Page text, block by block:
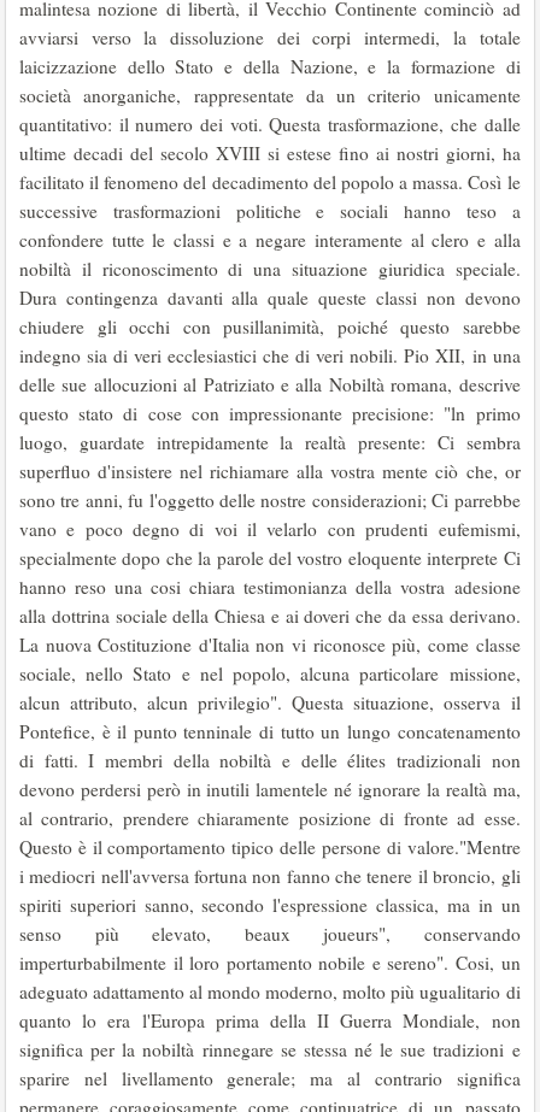
malintesa nozione di libertà, il Vecchio Continente cominciò ad
avviarsi verso la dissoluzione dei corpi intermedi, la totale
laicizzazione dello Stato e della Nazione, e la formazione di
società anorganiche, rappresentate da un criterio unicamente
quantitativo: il numero dei voti. Questa trasformazione, che dalle
ultime decadi del secolo XVIII si estese ﬁno ai nostri giorni, ha
facilitato il fenomeno del decadimento del popolo a massa. Così le
successive trasformazioni politiche e sociali hanno teso a
confondere tutte le classi e a negare interamente al clero e alla
nobiltà il riconoscimento di una situazione giuridica speciale.
Dura contingenza davanti alla quale queste classi non devono
chiudere gli occhi con pusillanimità, poiché questo sarebbe
indegno sia di veri ecclesiastici che di veri nobili. Pio XII, in una
delle sue allocuzioni al Patriziato e alla Nobiltà romana, descrive
questo stato di cose con impressionante precisione: "ln primo
luogo, guardate intrepidamente la realtà presente: Ci sembra
superﬂuo d'insistere nel richiamare alla vostra mente ciò che, or
sono tre anni, fu l'oggetto delle nostre considerazioni; Ci parrebbe
vano e poco degno di voi il velarlo con prudenti eufemismi,
specialmente dopo che la parole del vostro eloquente interprete Ci
hanno reso una cosi chiara testimonianza della vostra adesione
alla dottrina sociale della Chiesa e ai doveri che da essa derivano.
La nuova Costituzione d'Italia non vi riconosce più, come classe
sociale, nello Stato e nel popolo, alcuna particolare missione,
alcun attributo, alcun privilegio". Questa situazione, osserva il
Ponteﬁce, è il punto tenninale di tutto un lungo concatenamento
di fatti. I membri della nobiltà e delle élites tradizionali non
devono perdersi però in inutili lamentele né ignorare la realtà ma,
al contrario, prendere chiaramente posizione di fronte ad esse.
Questo è il comportamento tipico delle persone di valore."Mentre
i mediocri nell'avversa fortuna non fanno che tenere il broncio, gli
spiriti superiori sanno, secondo l'espressione classica, ma in un
senso più elevato, beaux joueurs", conservando
imperturbabilmente il loro portamento nobile e sereno". Cosi, un
adeguato adattamento al mondo moderno, molto più ugualitario di
quanto lo era l'Europa prima della II Guerra Mondiale, non
significa per la nobiltà rinnegare se stessa né le sue tradizioni e
sparire nel livellamento generale; ma al contrario significa
permanere coraggiosamente come continuatrice di un passato